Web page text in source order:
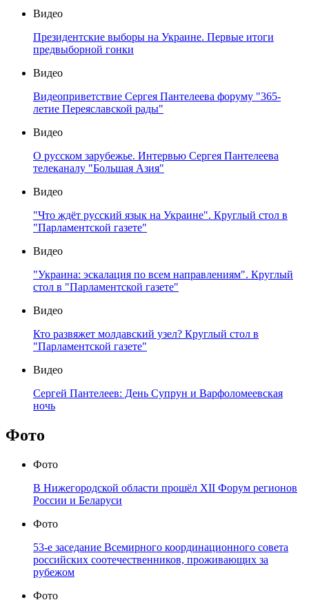
Видео
Президентские выборы на Украине. Первые итоги
предвыборной гонки
Видео
Видеоприветствие Сергея Пантелеева форуму "365-
летие Переяславской рады"
Видео
О русском зарубежье. Интервью Сергея Пантелеева
телеканалу "Большая Азия"
Видео
"Что ждёт русский язык на Украине". Круглый стол в
"Парламентской газете"
Видео
"Украина: эскалация по всем направлениям". Круглый
стол в "Парламентской газете"
Видео
Кто развяжет молдавский узел? Круглый стол в
"Парламентской газете"
Видео
Сергей Пантелеев: День Супрун и Варфоломеевская
ночь
Фото
Фото
В Нижегородской области прошёл XII Форум регионов
России и Беларуси
Фото
53-е заседание Всемирного координационного совета
российских соотечественников, проживающих за
рубежом
Фото